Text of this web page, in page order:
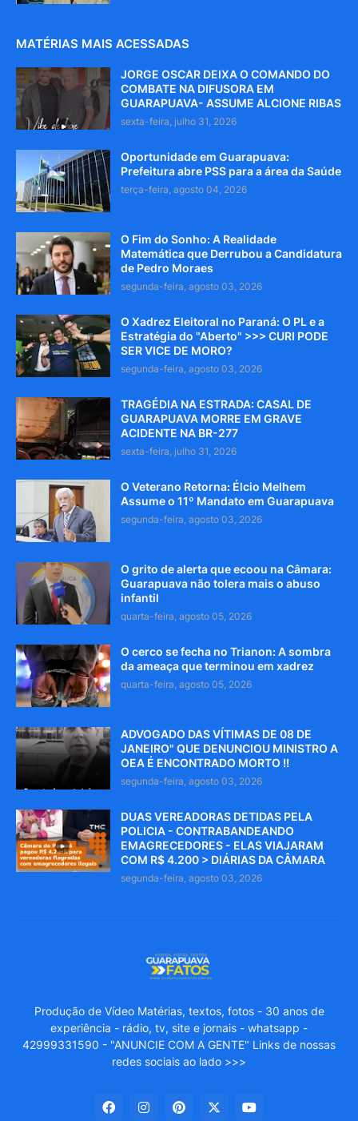
MATÉRIAS MAIS ACESSADAS
JORGE OSCAR DEIXA O COMANDO DO
COMBATE NA DIFUSORA EM
GUARAPUAVA- ASSUME ALCIONE RIBAS
sexta-feira, julho 31, 2026
Oportunidade em Guarapuava:
Prefeitura abre PSS para a área da Saúde
terça-feira, agosto 04, 2026
O Fim do Sonho: A Realidade
Matemática que Derrubou a Candidatura
de Pedro Moraes
segunda-feira, agosto 03, 2026
O Xadrez Eleitoral no Paraná: O PL e a
Estratégia do "Aberto" >>> CURI PODE
SER VICE DE MORO?
segunda-feira, agosto 03, 2026
TRAGÉDIA NA ESTRADA: CASAL DE
GUARAPUAVA MORRE EM GRAVE
ACIDENTE NA BR-277
sexta-feira, julho 31, 2026
O Veterano Retorna: Élcio Melhem
Assume o 11º Mandato em Guarapuava
segunda-feira, agosto 03, 2026
O grito de alerta que ecoou na Câmara:
Guarapuava não tolera mais o abuso
infantil
quarta-feira, agosto 05, 2026
O cerco se fecha no Trianon: A sombra
da ameaça que terminou em xadrez
quarta-feira, agosto 05, 2026
ADVOGADO DAS VÍTIMAS DE 08 DE
JANEIRO" QUE DENUNCIOU MINISTRO A
OEA É ENCONTRADO MORTO !!
segunda-feira, agosto 03, 2026
DUAS VEREADORAS DETIDAS PELA
POLICIA - CONTRABANDEANDO
EMAGRECEDORES - ELAS VIAJARAM
COM R$ 4.200 > DIÁRIAS DA CÂMARA
segunda-feira, agosto 03, 2026
Produção de Vídeo Matérias, textos, fotos - 30 anos de
experiência - rádio, tv, site e jornais - whatsapp -
42999331590 - "ANUNCIE COM A GENTE" Links de nossas
redes sociais ao lado >>>